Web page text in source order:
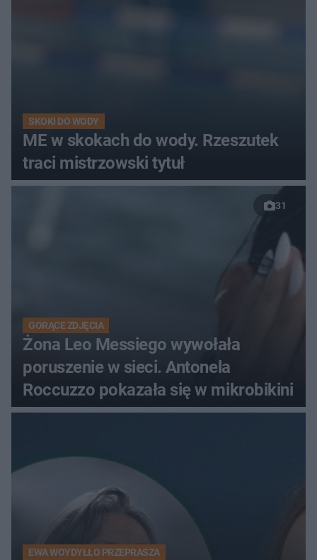
SKOKI DO WODY
ME w skokach do wody. Rzeszutek
traci mistrzowski tytuł
31
GORĄCE ZDJĘCIA
Żona Leo Messiego wywołała
poruszenie w sieci. Antonela
Roccuzzo pokazała się w mikrobikini
EWA WOYDYŁŁO PRZEPRASZA